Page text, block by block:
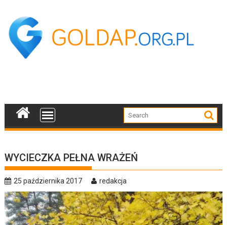
content
WYCIECZKA PEŁNA WRAŻEŃ
25 października 2017 redakcja